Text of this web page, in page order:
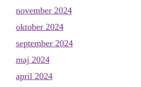
november 2024
oktober 2024
september 2024
maj 2024
april 2024